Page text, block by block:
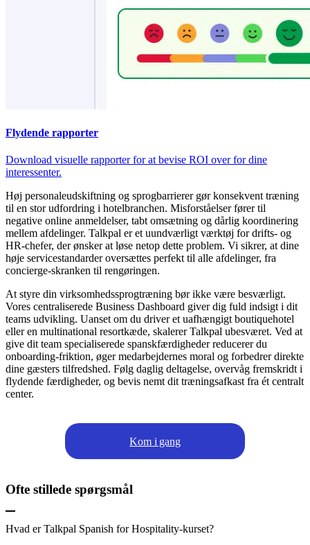
Flydende rapporter
Download visuelle rapporter for at bevise ROI over for dine
interessenter.
Høj personaleudskiftning og sprogbarrierer gør konsekvent træning
til en stor udfordring i hotelbranchen. Misforståelser fører til
negative online anmeldelser, tabt omsætning og dårlig koordinering
mellem afdelinger. Talkpal er et uundværligt værktøj for drifts- og
HR-chefer, der ønsker at løse netop dette problem. Vi sikrer, at dine
høje servicestandarder oversættes perfekt til alle afdelinger, fra
concierge-skranken til rengøringen.
At styre din virksomhedssprogtræning bør ikke være besværligt.
Vores centraliserede Business Dashboard giver dig fuld indsigt i dit
teams udvikling. Uanset om du driver et uafhængigt boutiquehotel
eller en multinational resortkæde, skalerer Talkpal ubesværet. Ved at
give dit team specialiserede spanskfærdigheder reducerer du
onboarding-friktion, øger medarbejdernes moral og forbedrer direkte
dine gæsters tilfredshed. Følg daglig deltagelse, overvåg fremskridt i
flydende færdigheder, og bevis nemt dit træningsafkast fra ét centralt
center.
Kom i gang
Ofte stillede spørgsmål
Hvad er Talkpal Spanish for Hospitality-kurset?